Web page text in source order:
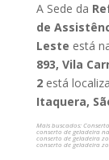
A Sede da
de
Leste está
893, Vila
2está
Itaquera,
Mais buscados:
conserto de geladeira
conserto de geladeira
conserto de geladeira